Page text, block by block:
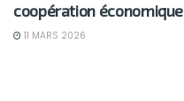
coopération économique
11 MARS 2026